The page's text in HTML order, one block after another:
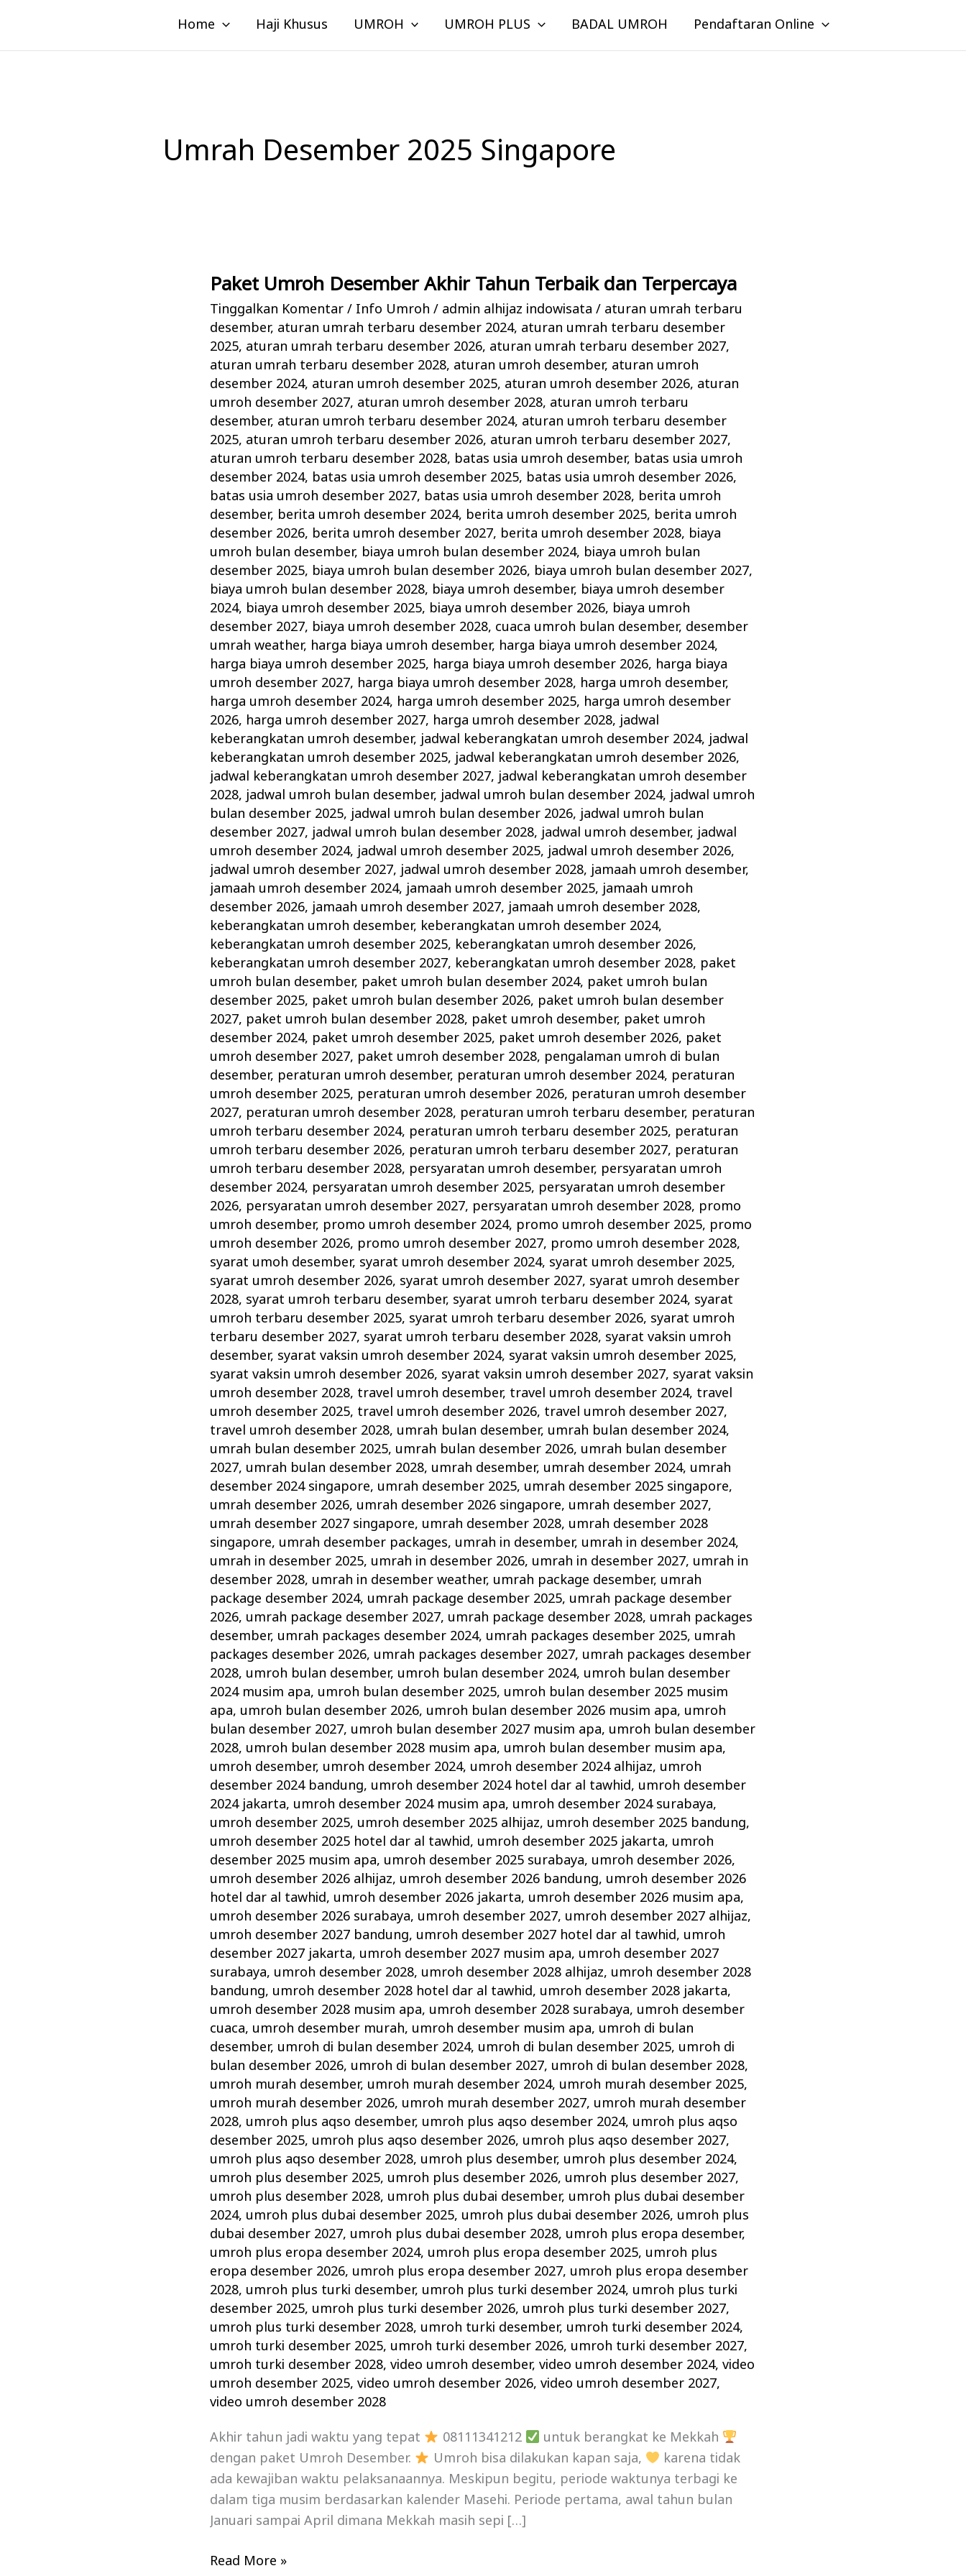
konten
Home Haji Khusus UMROH UMROH PLUS BADAL UMROH Pendaftaran Online
Umrah Desember 2025 Singapore
Paket Umroh Desember Akhir Tahun Terbaik dan Terpercaya
Tinggalkan Komentar / Info Umroh / admin alhijaz indowisata/ aturan umrah terbaru
desember, aturan umrah terbaru desember 2024, aturan umrah terbaru desember
2025, aturan umrah terbaru desember 2026, aturan umrah terbaru desember 2027,
aturan umrah terbaru desember 2028, aturan umroh desember, aturan umroh
desember 2024, aturan umroh desember 2025, aturan umroh desember 2026, aturan
umroh desember 2027, aturan umroh desember 2028, aturan umroh terbaru
desember, aturan umroh terbaru desember 2024, aturan umroh terbaru desember
2025, aturan umroh terbaru desember 2026, aturan umroh terbaru desember 2027,
aturan umroh terbaru desember 2028, batas usia umroh desember, batas usia umroh
desember 2024, batas usia umroh desember 2025, batas usia umroh desember 2026,
batas usia umroh desember 2027, batas usia umroh desember 2028, berita umroh
desember, berita umroh desember 2024, berita umroh desember 2025, berita umroh
desember 2026, berita umroh desember 2027, berita umroh desember 2028, biaya
umroh bulan desember, biaya umroh bulan desember 2024, biaya umroh bulan
desember 2025, biaya umroh bulan desember 2026, biaya umroh bulan desember 2027,
biaya umroh bulan desember 2028, biaya umroh desember, biaya umroh desember
2024, biaya umroh desember 2025, biaya umroh desember 2026, biaya umroh
desember 2027, biaya umroh desember 2028, cuaca umroh bulan desember, desember
umrah weather, harga biaya umroh desember, harga biaya umroh desember 2024,
harga biaya umroh desember 2025, harga biaya umroh desember 2026, harga biaya
umroh desember 2027, harga biaya umroh desember 2028, harga umroh desember,
harga umroh desember 2024, harga umroh desember 2025, harga umroh desember
2026, harga umroh desember 2027, harga umroh desember 2028, jadwal
keberangkatan umroh desember, jadwal keberangkatan umroh desember 2024, jadwal
keberangkatan umroh desember 2025, jadwal keberangkatan umroh desember 2026,
jadwal keberangkatan umroh desember 2027, jadwal keberangkatan umroh desember
2028, jadwal umroh bulan desember, jadwal umroh bulan desember 2024, jadwal umroh
bulan desember 2025, jadwal umroh bulan desember 2026, jadwal umroh bulan
desember 2027, jadwal umroh bulan desember 2028, jadwal umroh desember, jadwal
umroh desember 2024, jadwal umroh desember 2025, jadwal umroh desember 2026,
jadwal umroh desember 2027, jadwal umroh desember 2028, jamaah umroh desember,
jamaah umroh desember 2024, jamaah umroh desember 2025, jamaah umroh
desember 2026, jamaah umroh desember 2027, jamaah umroh desember 2028,
keberangkatan umroh desember, keberangkatan umroh desember 2024,
keberangkatan umroh desember 2025, keberangkatan umroh desember 2026,
keberangkatan umroh desember 2027, keberangkatan umroh desember 2028, paket
umroh bulan desember, paket umroh bulan desember 2024, paket umroh bulan
desember 2025, paket umroh bulan desember 2026, paket umroh bulan desember
2027, paket umroh bulan desember 2028, paket umroh desember, paket umroh
desember 2024, paket umroh desember 2025, paket umroh desember 2026, paket
umroh desember 2027, paket umroh desember 2028, pengalaman umroh di bulan
desember, peraturan umroh desember, peraturan umroh desember 2024, peraturan
umroh desember 2025, peraturan umroh desember 2026, peraturan umroh desember
2027, peraturan umroh desember 2028, peraturan umroh terbaru desember, peraturan
umroh terbaru desember 2024, peraturan umroh terbaru desember 2025, peraturan
umroh terbaru desember 2026, peraturan umroh terbaru desember 2027, peraturan
umroh terbaru desember 2028, persyaratan umroh desember, persyaratan umroh
desember 2024, persyaratan umroh desember 2025, persyaratan umroh desember
2026, persyaratan umroh desember 2027, persyaratan umroh desember 2028, promo
umroh desember, promo umroh desember 2024, promo umroh desember 2025, promo
umroh desember 2026, promo umroh desember 2027, promo umroh desember 2028,
syarat umoh desember, syarat umroh desember 2024, syarat umroh desember 2025,
syarat umroh desember 2026, syarat umroh desember 2027, syarat umroh desember
2028, syarat umroh terbaru desember, syarat umroh terbaru desember 2024, syarat
umroh terbaru desember 2025, syarat umroh terbaru desember 2026, syarat umroh
terbaru desember 2027, syarat umroh terbaru desember 2028, syarat vaksin umroh
desember, syarat vaksin umroh desember 2024, syarat vaksin umroh desember 2025,
syarat vaksin umroh desember 2026, syarat vaksin umroh desember 2027, syarat vaksin
umroh desember 2028, travel umroh desember, travel umroh desember 2024, travel
umroh desember 2025, travel umroh desember 2026, travel umroh desember 2027,
travel umroh desember 2028, umrah bulan desember, umrah bulan desember 2024,
umrah bulan desember 2025, umrah bulan desember 2026, umrah bulan desember
2027, umrah bulan desember 2028, umrah desember, umrah desember 2024, umrah
desember 2024 singapore, umrah desember 2025, umrah desember 2025 singapore,
umrah desember 2026, umrah desember 2026 singapore, umrah desember 2027,
umrah desember 2027 singapore, umrah desember 2028, umrah desember 2028
singapore, umrah desember packages, umrah in desember, umrah in desember 2024,
umrah in desember 2025, umrah in desember 2026, umrah in desember 2027, umrah in
desember 2028, umrah in desember weather, umrah package desember, umrah
package desember 2024, umrah package desember 2025, umrah package desember
2026, umrah package desember 2027, umrah package desember 2028, umrah packages
desember, umrah packages desember 2024, umrah packages desember 2025, umrah
packages desember 2026, umrah packages desember 2027, umrah packages desember
2028, umroh bulan desember, umroh bulan desember 2024, umroh bulan desember
2024 musim apa, umroh bulan desember 2025, umroh bulan desember 2025 musim
apa, umroh bulan desember 2026, umroh bulan desember 2026 musim apa, umroh
bulan desember 2027, umroh bulan desember 2027 musim apa, umroh bulan desember
2028, umroh bulan desember 2028 musim apa, umroh bulan desember musim apa,
umroh desember, umroh desember 2024, umroh desember 2024 alhijaz, umroh
desember 2024 bandung, umroh desember 2024 hotel dar al tawhid, umroh desember
2024 jakarta, umroh desember 2024 musim apa, umroh desember 2024 surabaya,
umroh desember 2025, umroh desember 2025 alhijaz, umroh desember 2025 bandung,
umroh desember 2025 hotel dar al tawhid, umroh desember 2025 jakarta, umroh
desember 2025 musim apa, umroh desember 2025 surabaya, umroh desember 2026,
umroh desember 2026 alhijaz, umroh desember 2026 bandung, umroh desember 2026
hotel dar al tawhid, umroh desember 2026 jakarta, umroh desember 2026 musim apa,
umroh desember 2026 surabaya, umroh desember 2027, umroh desember 2027 alhijaz,
umroh desember 2027 bandung, umroh desember 2027 hotel dar al tawhid, umroh
desember 2027 jakarta, umroh desember 2027 musim apa, umroh desember 2027
surabaya, umroh desember 2028, umroh desember 2028 alhijaz, umroh desember 2028
bandung, umroh desember 2028 hotel dar al tawhid, umroh desember 2028 jakarta,
umroh desember 2028 musim apa, umroh desember 2028 surabaya, umroh desember
cuaca, umroh desember murah, umroh desember musim apa, umroh di bulan
desember, umroh di bulan desember 2024, umroh di bulan desember 2025, umroh di
bulan desember 2026, umroh di bulan desember 2027, umroh di bulan desember 2028,
umroh murah desember, umroh murah desember 2024, umroh murah desember 2025,
umroh murah desember 2026, umroh murah desember 2027, umroh murah desember
2028, umroh plus aqso desember, umroh plus aqso desember 2024, umroh plus aqso
desember 2025, umroh plus aqso desember 2026, umroh plus aqso desember 2027,
umroh plus aqso desember 2028, umroh plus desember, umroh plus desember 2024,
umroh plus desember 2025, umroh plus desember 2026, umroh plus desember 2027,
umroh plus desember 2028, umroh plus dubai desember, umroh plus dubai desember
2024, umroh plus dubai desember 2025, umroh plus dubai desember 2026, umroh plus
dubai desember 2027, umroh plus dubai desember 2028, umroh plus eropa desember,
umroh plus eropa desember 2024, umroh plus eropa desember 2025, umroh plus
eropa desember 2026, umroh plus eropa desember 2027, umroh plus eropa desember
2028, umroh plus turki desember, umroh plus turki desember 2024, umroh plus turki
desember 2025, umroh plus turki desember 2026, umroh plus turki desember 2027,
umroh plus turki desember 2028, umroh turki desember, umroh turki desember 2024,
umroh turki desember 2025, umroh turki desember 2026, umroh turki desember 2027,
umroh turki desember 2028,video umroh desember,video umroh desember 2024,video
umroh desember 2025,video umroh desember 2026,video umroh desember 2027,
video umroh desember 2028
Akhir tahun jadi waktu yang tepat 08111341212
untuk berangkat ke Mekkah
dengan paket Umroh Desember.
Umroh bisa dilakukan kapan saja,
karena tidak
ada kewajiban waktu pelaksanaannya. Meskipun begitu, periode waktunya terbagi ke
dalam tiga musim berdasarkan kalender Masehi. Periode pertama, awal tahun bulan
Januari sampai April dimana Mekkah masih sepi […]
Paket
Umroh
Desember
Akhir
Tahun
Terbaik
dan
Terpercaya
Read More »